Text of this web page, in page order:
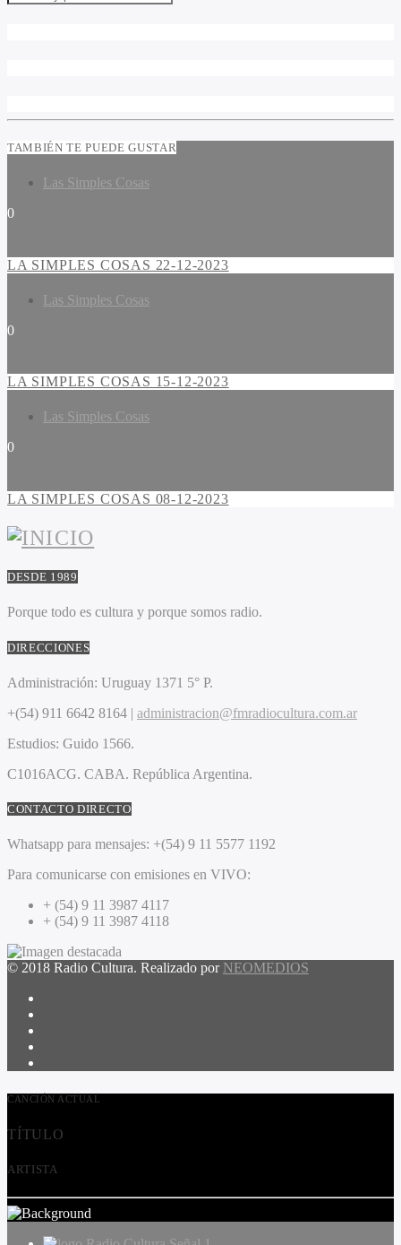
TAMBIÉN TE PUEDE GUSTAR
Las Simples Cosas
0
LA SIMPLES COSAS 22-12-2023
Las Simples Cosas
0
LA SIMPLES COSAS 15-12-2023
Las Simples Cosas
0
LA SIMPLES COSAS 08-12-2023
DESDE 1989
Porque todo es cultura y porque somos radio.
DIRECCIONES
Administración: Uruguay 1371 5° P.
+(54) 911 6642 8164 | administracion@fmradiocultura.com.ar
Estudios: Guido 1566.
C1016ACG. CABA. República Argentina.
CONTACTO DIRECTO
Whatsapp para mensajes: +(54) 9 11 5577 1192
Para comunicarse con emisiones en VIVO:
+ (54) 9 11 3987 4117
+ (54) 9 11 3987 4118
© 2018 Radio Cultura. Realizado por NEOMEDIOS
CANCIÓN ACTUAL
TÍTULO
ARTISTA